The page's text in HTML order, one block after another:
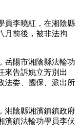
員李曉紅，在湘陰縣
月前後，被非法拘
岳陽市湘陰縣法輪功
來告訴姚立芳別出
法委、國保、派出所
湘陰縣湘濱鎮鎮政府
濱鎮法輪功學員李伏